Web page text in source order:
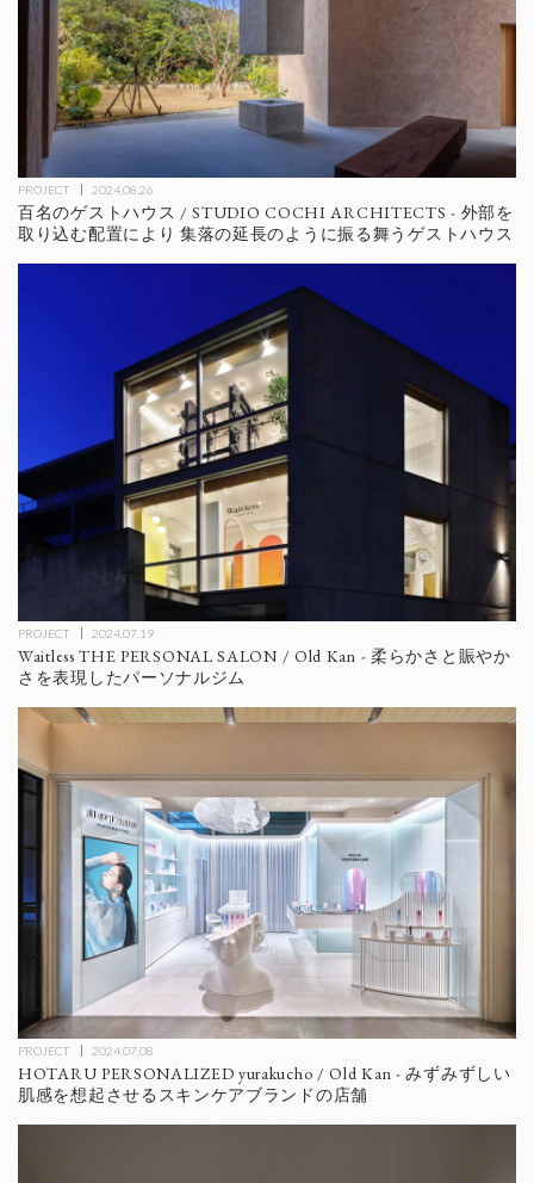
PROJECT 2024.08.26
百名のゲストハウス / STUDIO COCHI ARCHITECTS - 外部を
取り込む配置により 集落の延長のように振る舞うゲストハウス
PROJECT 2024.07.19
Waitless THE PERSONAL SALON / Old Kan - 柔らかさと賑やか
さを表現したパーソナルジム
PROJECT 2024.07.08
HOTARU PERSONALIZED yurakucho / Old Kan - みずみずしい
肌感を想起させるスキンケアブランドの店舗